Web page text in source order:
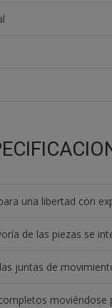
una libertad con
de las piezas se
juntas de
moviéndose